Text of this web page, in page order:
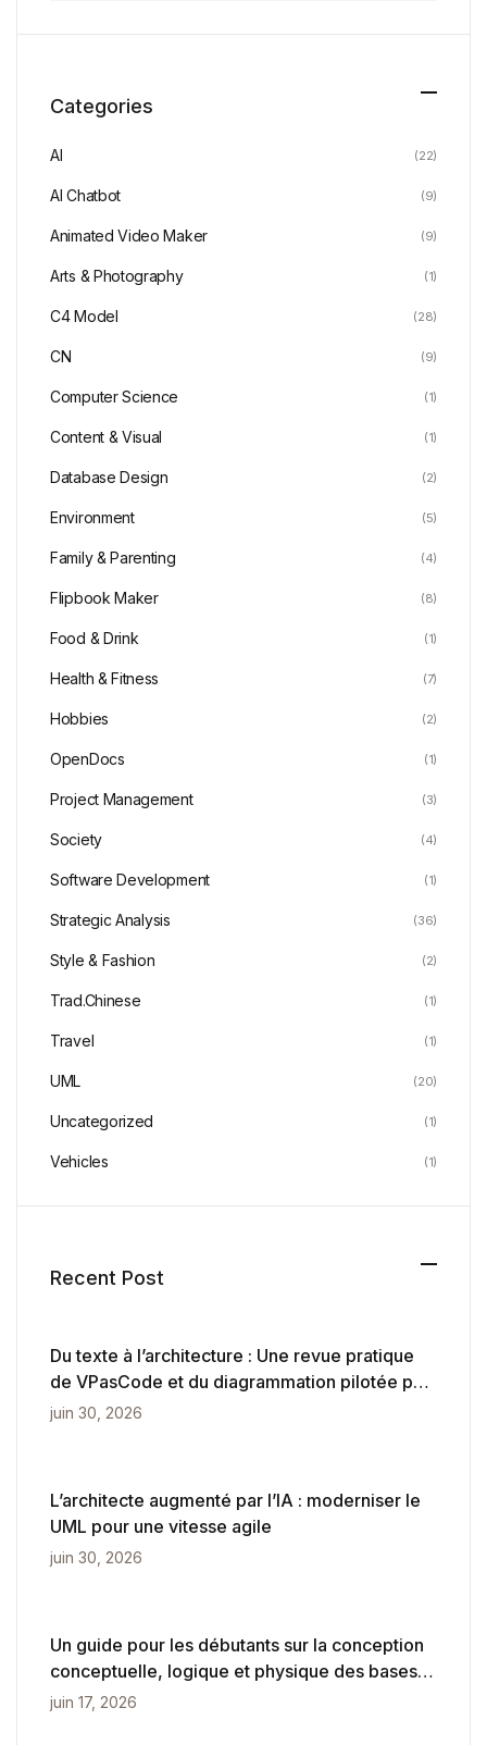
Categories
AI (22)
AI Chatbot (9)
Animated Video Maker (9)
Arts & Photography (1)
C4 Model (28)
CN (9)
Computer Science (1)
Content & Visual (1)
Database Design (2)
Environment (5)
Family & Parenting (4)
Flipbook Maker (8)
Food & Drink (1)
Health & Fitness (7)
Hobbies (2)
OpenDocs (1)
Project Management (3)
Society (4)
Software Development (1)
Strategic Analysis (36)
Style & Fashion (2)
Trad.Chinese (1)
Travel (1)
UML (20)
Uncategorized (1)
Vehicles (1)
Recent Post
Du texte à l’architecture : Une revue pratique
de VPasCode et du diagrammation pilotée par
l’IA
juin 30, 2026
L’architecte augmenté par l’IA : moderniser le
UML pour une vitesse agile
juin 30, 2026
Un guide pour les débutants sur la conception
conceptuelle, logique et physique des bases
de données
juin 17, 2026